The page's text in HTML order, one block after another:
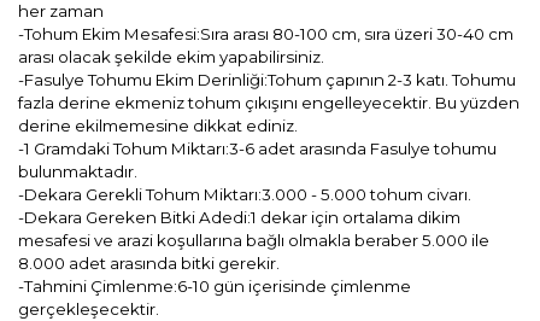
her zaman
-Tohum Ekim Mesafesi:Sıra arası 80-100 cm, sıra üzeri 30-40 cm
arası olacak şekilde ekim yapabilirsiniz.
-Fasulye Tohumu Ekim Derinliği:Tohum çapının 2-3 katı. Tohumu
fazla derine ekmeniz tohum çıkışını engelleyecektir. Bu yüzden
derine ekilmemesine dikkat ediniz.
-1 Gramdaki Tohum Miktarı:3-6 adet arasında Fasulye tohumu
bulunmaktadır.
-Dekara Gerekli Tohum Miktarı:3.000 - 5.000 tohum civarı.
-Dekara Gereken Bitki Adedi:1 dekar için ortalama dikim
mesafesi ve arazi koşullarına bağlı olmakla beraber 5.000 ile
8.000 adet arasında bitki gerekir.
-Tahmini Çimlenme:6-10 gün içerisinde çimlenme
gerçekleşecektir.